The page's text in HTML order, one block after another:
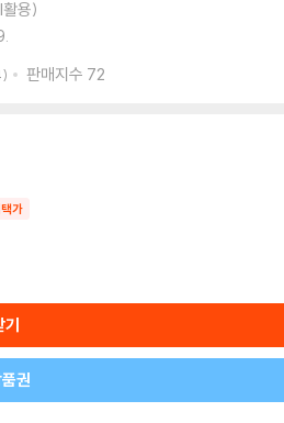
용)
판매지수 72
가
기
권